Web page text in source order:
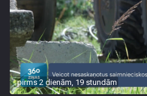
pirms 2 dienām, 19 stundām